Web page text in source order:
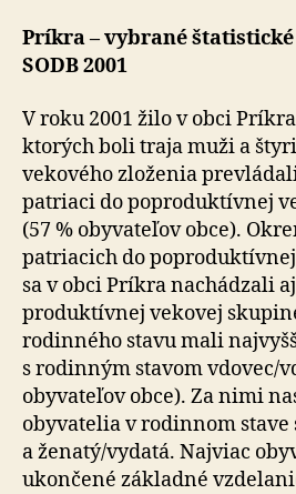
Príkra – vybrané
SODB 2001
V roku 2001 žilo v obci
ktorých boli traja muži a
vekového zloženia
patriaci do poproduktívnej
(57 % obyvateľov obce).
patriacich do
sa v obci Príkra nachádzali
produktívnej vekovej
rodinného stavu mali
s rodinným stavom vdovec/
obyvateľov obce). Za nimi
obyvatelia v rodinnom
a ženatý/vydatá. Najviac
ukončené základné